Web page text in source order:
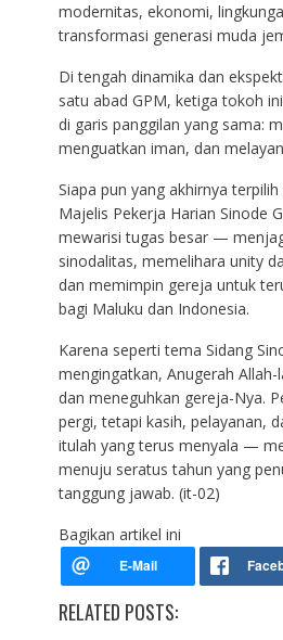
modernitas, ekonomi,
transformasi generasi muda
Di tengah dinamika dan
satu abad GPM, ketiga tokoh
di garis panggilan yang sama:
menguatkan iman, dan
Siapa pun yang akhirnya
Majelis Pekerja Harian Sinode
mewarisi tugas besar —
sinodalitas, memelihara unity
dan memimpin gereja untuk
bagi Maluku dan Indonesia.
Karena seperti tema Sidang
mengingatkan, Anugerah
dan meneguhkan gereja-Nya.
pergi, tetapi kasih, pelayanan,
itulah yang terus menyala —
menuju seratus tahun yang
tanggung jawab. (it-02)
Bagikan artikel ini
RELATED POSTS: